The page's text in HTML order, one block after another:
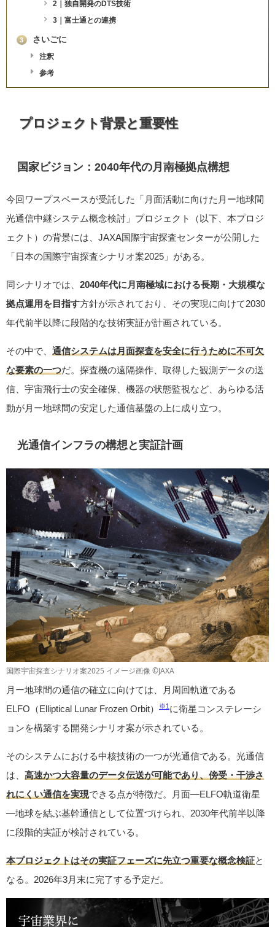
2｜独自開発のDTS技術
3｜富士通との連携
3 さいごに
注釈
参考
プロジェクト背景と重要性
国家ビジョン：2040年代の月南極拠点構想
今回ワープスペースが受託した「月面活動に向けた月ー地球間
光通信中継システム概念検討」プロジェクト（以下、本プロジ
ェクト）の背景には、JAXA国際宇宙探査センターが公開した
「日本の国際宇宙探査シナリオ案2025」がある。
同シナリオでは、 2040年代に月南極域における長期・大規模な
拠点運用を目指す方針が示されており、その実現に向けて2030
年代前半以降に段階的な技術実証が計画されている。
その中で、 通信システムは月面探査を安全に行うために不可欠
な要素の一つだ。探査機の遠隔操作、取得した観測データの送
信、宇宙飛行士の安全確保、機器の状態監視など、あらゆる活
動が月ー地球間の安定した通信基盤の上に成り立つ。
光通信インフラの構想と実証計画
国際宇宙探査シナリオ案2025 イメージ画像 ©JAXA
月ー地球間の通信の確立に向けては、月周回軌道である
ELFO（Elliptical Lunar Frozen Orbit） ※1 に衛星コンステレーシ
ョンを構築する開発シナリオ案が示されている。
そのシステムにおける中核技術の一つが光通信である。光通信
は、 高速かつ大容量のデータ伝送が可能であり、傍受・干渉さ
れにくい通信を実現できる点が特徴だ。月面―ELFO軌道衛星
―地球を結ぶ基幹通信として位置づけられ、2030年代前半以降
に段階的実証が検討されている。
本プロジェクトはその実証フェーズに先立つ重要な概念検証 と
なる。2026年3月末に完了する予定だ。